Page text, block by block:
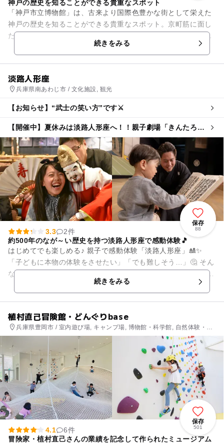
神戸の歴史を知ることができる貴重なスポット
「神戸市立博物館」は、古来より国際色豊かな街として栄えた
神戸の歴史を知ることができる貴重なスポット。京町筋に面し
た古代ギリシャ風の建物は、旧横浜正金銀行（現 三菱東京UFJ
銀行）神戸支店ビルを活...続きをみる
淡路人形座
兵庫県南あわじ市 / 文化施設, 観光
【お知らせ】“武士の笑い方”です⚔️
【開催中】夏休みは淡路人形座へ！！親子劇場「きんたろ
保存
88
3.3
2件
約500年のなが～い歴史を持つ淡路人形座で感動体験🎵
はじめてでも楽しめる♪ 親子で感動体験「淡路人形座」🎎✨
「子どもに本物の体験をさせたい」「でも難しそう…」🤔 そん
なママにおすすめしたいのが、兵庫県・淡路島にある 淡路人形
続きをみる
植村直己冒険館・どんぐりbase
兵庫県豊岡市 / 室内遊び場, キャンプ場, 博物館・科学館, 自然体験・ア
クティビティ
保存
501
4.1
6件
冒険家・植村直己さんの業績を記念して作られたミュージアム